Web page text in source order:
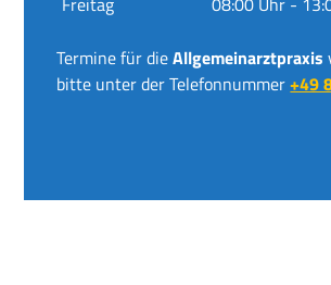
Termine für dieAllgemeinarztpraxis
bitte unter der Telefonnummer+49